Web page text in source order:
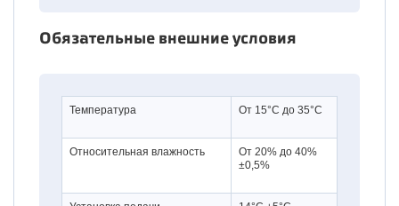
Обязательные внешние условия
Температура От 15°C до 35°C
Относительная влажность
От 20% до 40%
±0,5%